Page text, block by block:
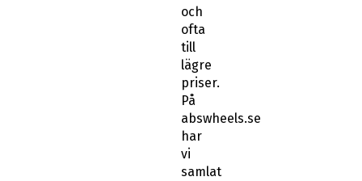
till
lägre
priser.
På
abswheels.se
har
vi
samlat
ihop
de